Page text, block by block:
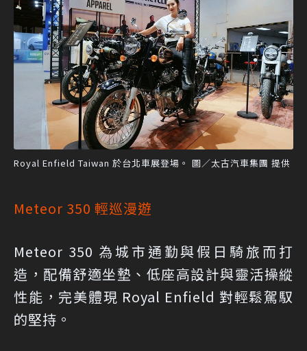
Royal Enfield Taiwan 於台北車展登場。 圖／太古汽車集團 提供
Meteor 350 輕巡漫遊
Meteor 350 為城市通勤與假日騎旅而打
造，配備舒適坐墊、低座高設計與靈活操縱
性能，完美體現 Royal Enfield 對輕鬆駕馭
的堅持。